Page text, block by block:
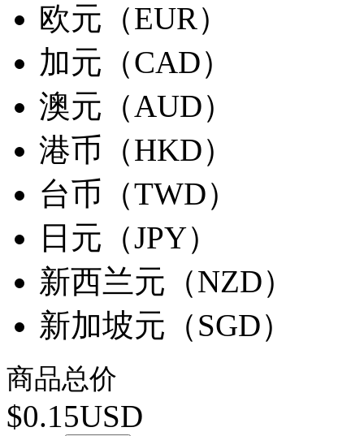
欧元（EUR）
加元（CAD）
澳元（AUD）
港币（HKD）
台币（TWD）
日元（JPY）
新西兰元（NZD）
新加坡元（SGD）
商品总价
$0.15USD